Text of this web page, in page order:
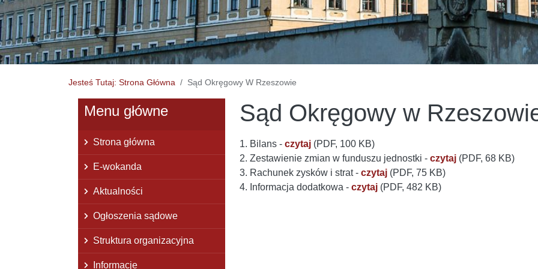
Jesteś Tutaj: Strona Główna Sąd Okręgowy W Rzeszowie
Sąd Okręgowy w
1. Bilans​ - czytaj (PDF, 100 KB)
2. Zestawienie zmian w funduszu jednostki - czytaj (PDF, 68 KB)
3. Rachunek zysków i strat - czytaj (PDF, 75 KB)
4. Informacja dodatkowa - czytaj (PDF, 482 KB)
Menu główne
Strona główna
E-wokanda
Aktualności
Ogłoszenia sądowe
Struktura organizacyjna
Informacje